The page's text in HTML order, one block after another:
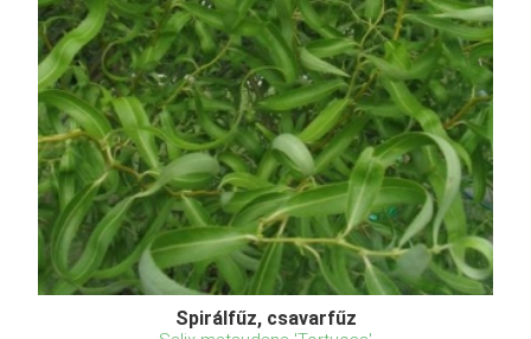
Spirálfűz, csavarfűz